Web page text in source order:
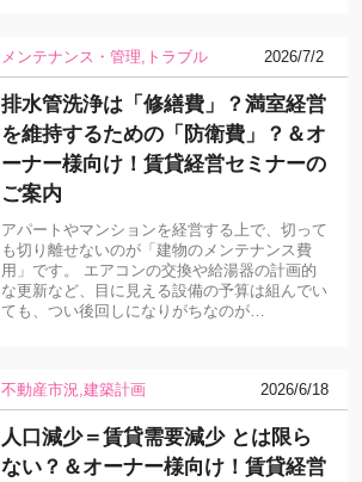
メンテナンス・管理 トラブル 2026/7/2
排水管洗浄は「修繕費」？満室経営
を維持するための「防衛費」？＆オ
ーナー様向け！賃貸経営セミナーの
ご案内
アパートやマンションを経営する上で、切って
も切り離せないのが「建物のメンテナンス費
用」です。 エアコンの交換や給湯器の計画的
な更新など、目に見える設備の予算は組んでい
ても、つい後回しになりがちなのが…
不動産市況 建築計画 2026/6/18
人口減少＝賃貸需要減少 とは限ら
ない？＆オーナー様向け！賃貸経営